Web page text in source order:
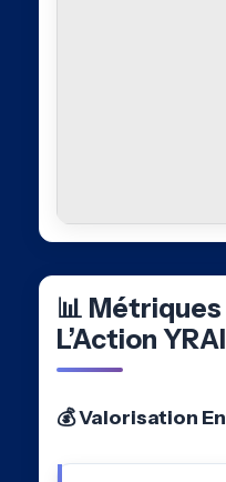
📊
L’Action
💰 Valorisation